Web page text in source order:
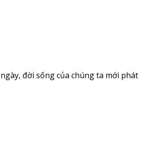
đời sống của chúng ta mới phát